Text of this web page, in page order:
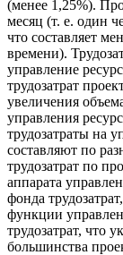
(менее 1,25%).
месяц (т. е. один
что составляет
времени).
управление
трудозатрат
увеличения
управления
трудозатраты на
составляют по
трудозатрат по
аппарата
фонда
функции
трудозатрат, что
большинства